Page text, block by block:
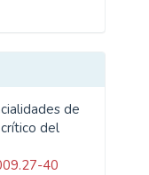
de
del
40